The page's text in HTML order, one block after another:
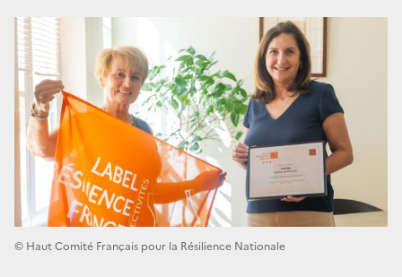
© Haut Comité Français pour la Résilience Nationale